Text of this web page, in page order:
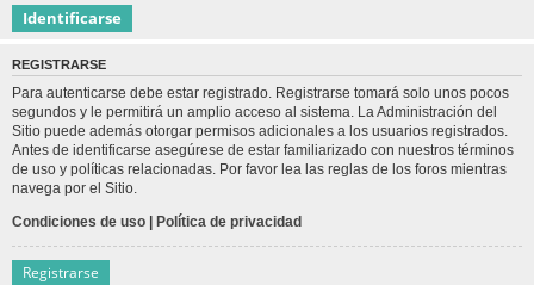
REGISTRARSE
Para autenticarse debe estar registrado. Registrarse tomará solo unos pocos
segundos y le permitirá un amplio acceso al sistema. La Administración del
Sitio puede además otorgar permisos adicionales a los usuarios registrados.
Antes de identificarse asegúrese de estar familiarizado con nuestros términos
de uso y políticas relacionadas. Por favor lea las reglas de los foros mientras
navega por el Sitio.
Condiciones de uso | Política de privacidad
Registrarse